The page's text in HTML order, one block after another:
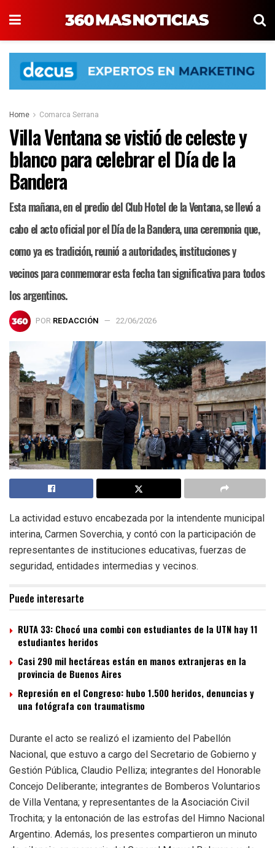
Home Comarca Serrana
Villa Ventana se vistió de celeste y
blanco para celebrar el Día de la
Bandera
Esta mañana, en el predio del Club Hotel de la Ventana, se llevó a
cabo el acto oficial por el Día de la Bandera, una ceremonia que,
como ya es tradición, reunió a autoridades, instituciones y
vecinos para conmemorar esta fecha tan significativa para todos
los argentinos.
POR REDACCIÓN 22/06/2026
La actividad estuvo encabezada por la intendente municipal
interina, Carmen Soverchia, y contó con la participación de
representantes de instituciones educativas, fuerzas de
seguridad, entidades intermedias y vecinos.
Puede interesarte
RUTA 33: Chocó una combi con estudiantes de la UTN hay 11
estudiantes heridos
Casi 290 mil hectáreas están en manos extranjeras en la
provincia de Buenos Aires
Represión en el Congreso: hubo 1.500 heridos, denuncias y
una fotógrafa con traumatismo
Durante el acto se realizó el izamiento del Pabellón
Nacional, que estuvo a cargo del Secretario de Gobierno y
Gestión Pública, Claudio Pelliza; integrantes del Honorable
Concejo Deliberante; integrantes de Bomberos Voluntarios
de Villa Ventana; y representantes de la Asociación Civil
Trochita; y la entonación de las estrofas del Himno Nacional
Argentino. Además, los presentes compartieron un minuto